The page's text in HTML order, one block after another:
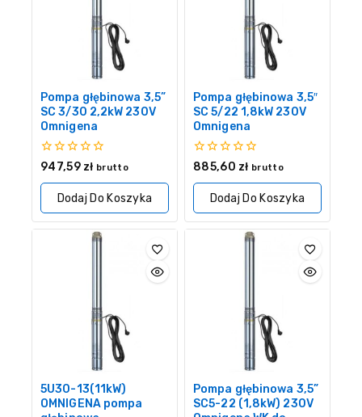
Pompa głębinowa 3,5”
SC 3/30 2,2kW 230V
Omnigena
0
5
947,59 zł brutto
Dodaj Do Koszyka
Pompa głębinowa 3,5″
SC 5/22 1,8kW 230V
Omnigena
0
5
885,60 zł brutto
Dodaj Do Koszyka
5U30-13(11kW)
OMNIGENA pompa
Pompa głębinowa 3,5”
SC5-22 (1,8kW) 230V